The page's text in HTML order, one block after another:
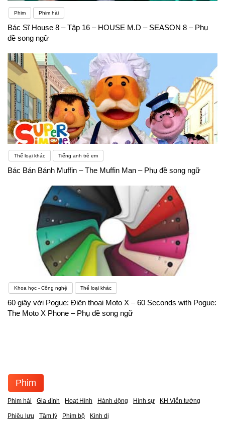
Phim Phim hài
Bác Sĩ House 8 – Tập 16 – HOUSE M.D – SEASON 8 – Phụ
đề song ngữ
Thể loại khác Tiếng anh trẻ em
Bác Bán Bánh Muffin – The Muffin Man – Phụ đề song ngữ
Khoa học - Công nghệ Thể loại khác
60 giây với Pogue: Điện thoại Moto X – 60 Seconds with Pogue:
The Moto X Phone – Phụ đề song ngữ
Phim
Phim hài Gia đình Hoạt Hình Hành động Hình sự KH Viễn tưởng
Phiêu lưu Tâm lý Phim bộ Kinh dị